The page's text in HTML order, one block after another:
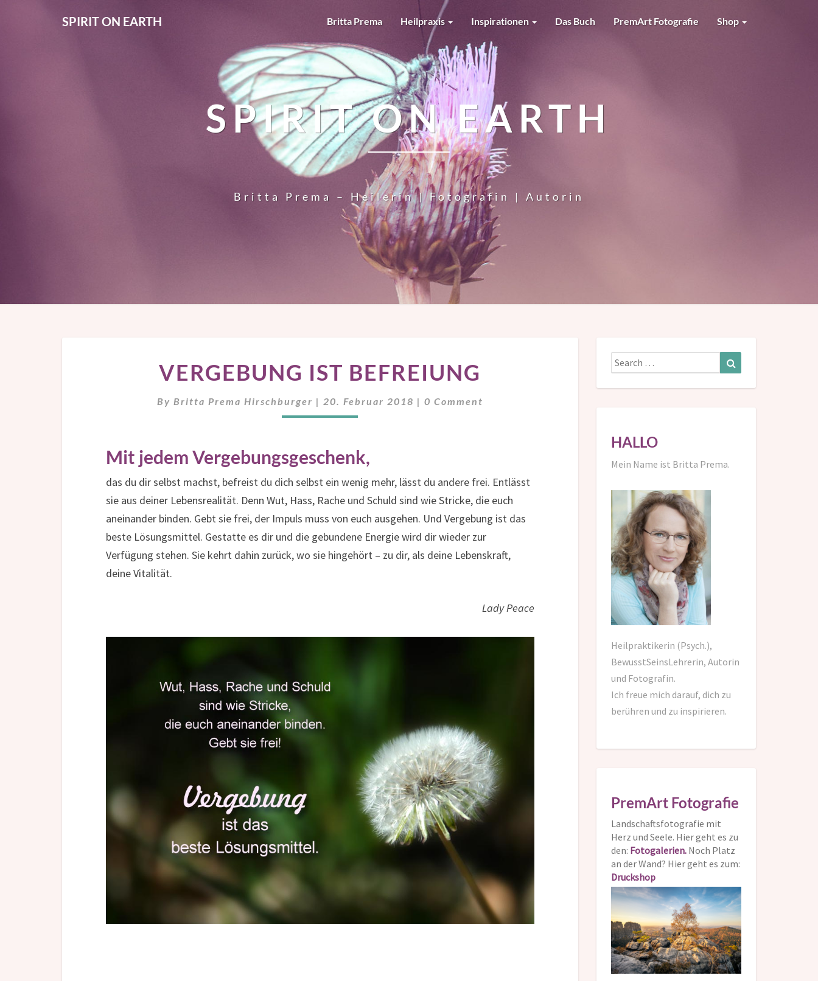
SPIRIT ON EARTH Britta Prema Heilpraxis Inspirationen Das Buch PremArt Fotografie Shop
SPIRIT ON EARTH
Britta Prema – Heilerin | Fotografin | Autorin
IST
VERGEBUNG IST BEFREIUNG
By Britta Prema Hirschburger | 20. Februar 2018 | Comments
0 Comment
Mit jedem Vergebungsgeschenk,
das du dir selbst machst, befreist du dich selbst ein wenig mehr, lässt du andere frei. Entlässt
sie aus deiner Lebensrealität. Denn Wut, Hass, Rache und Schuld sind wie Stricke, die euch
aneinander binden. Gebt sie frei, der Impuls muss von euch ausgehen. Und Vergebung ist das
beste Lösungsmittel. Gestatte es dir und die gebundene Energie wird dir wieder zur
Verfügung stehen. Sie kehrt dahin zurück, wo sie hingehört – zu dir, als deine Lebenskraft,
deine Vitalität.
Lady Peace
Search
for:
HALLO
Mein Name ist Britta Prema.
Heilpraktikerin (Psych.),
BewusstSeinsLehrerin, Autorin
und Fotografin.
Ich freue mich darauf, dich zu
berühren und zu inspirieren.
PremArt Fotografie
Landschaftsfotografie mit
Herz und Seele. Hier geht es zu
den: Fotogalerien.Noch Platz
an der Wand? Hier geht es zum:
Druckshop